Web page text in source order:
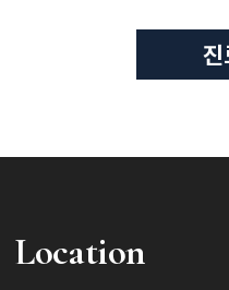
Location